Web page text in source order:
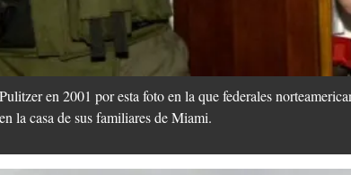
en 2001 por esta foto en la que federales
la casa de sus familiares de Miami.